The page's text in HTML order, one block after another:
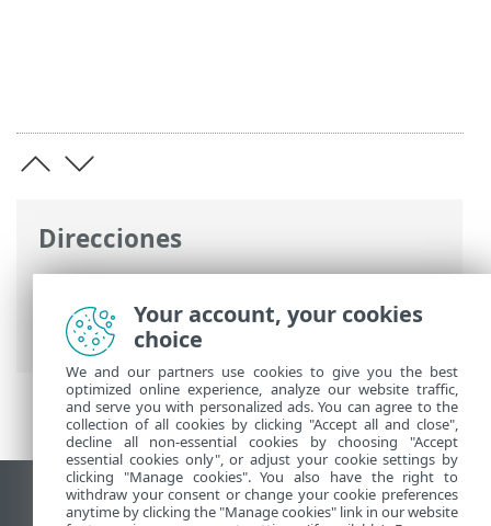
Direcciones
Ayuda en línea de ESET>ESET PROTECT>
Utilización de ESET PROTECT>ESET
PROTECT Menú principal
> Notificaciones
Ver sitio para ordenador
Your account, your cookies
choice
We and our partners use cookies to give you the best
optimized online experience, analyze our website traffic,
and serve you with personalized ads. You can agree to the
collection of all cookies by clicking "Accept all and close",
decline all non-essential cookies by choosing "Accept
essential cookies only", or adjust your cookie settings by
clicking "Manage cookies". You also have the right to
withdraw your consent or change your cookie preferences
anytime by clicking the "Manage cookies" link in our website